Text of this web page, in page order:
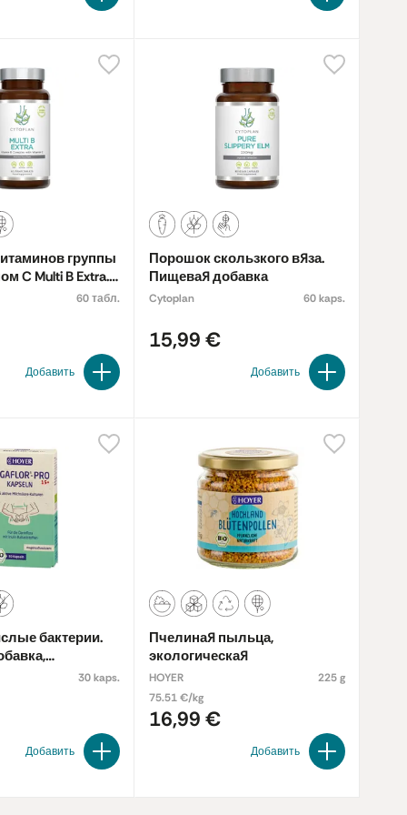
группы
C Multi B Extra.
60 табл.
Добавить
Порошок скользкого вяза.
Пищевая добавка
Cytoplan 60 kaps.
15,99 €
Добавить
бактерии.
30 kaps.
Добавить
Пчелиная пыльца,
экологическая
HOYER
225 g
75.51 €/kg
16,99 €
Добавить